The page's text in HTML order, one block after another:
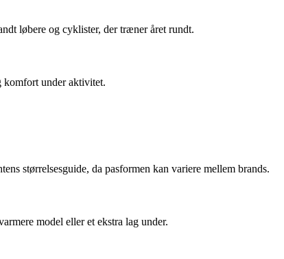
løbere og cyklister, der træner året rundt.
komfort under aktivitet.
størrelsesguide, da pasformen kan variere mellem brands.
model eller et ekstra lag under.